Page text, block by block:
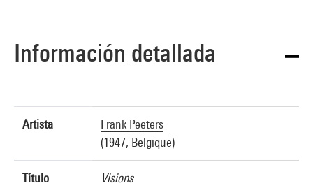
Información detallada
Artista
Frank Peeters
(1947, Belgique)
Título
Visions